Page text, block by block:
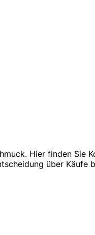
Hier finden Sie
über Käufe